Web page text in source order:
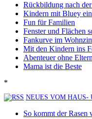
Rückbildung nach
Kindern mit Bluey
Fun für Familien
Fenster und Flächen
Fankurve im
Mit den Kindern ins
Abenteuer ohne
Mama ist die Beste
*
NEUES VOM HAUS-
So kommt der Rasen